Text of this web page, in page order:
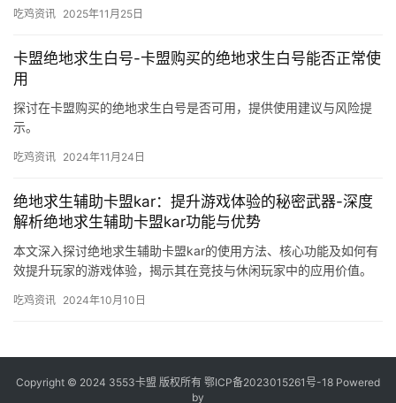
吃鸡资讯 2025年11月25日
卡盟绝地求生白号-卡盟购买的绝地求生白号能否正常使
用
探讨在卡盟购买的绝地求生白号是否可用，提供使用建议与风险提
示。
吃鸡资讯 2024年11月24日
绝地求生辅助卡盟kar：提升游戏体验的秘密武器-深度
解析绝地求生辅助卡盟kar功能与优势
本文深入探讨绝地求生辅助卡盟kar的使用方法、核心功能及如何有
效提升玩家的游戏体验，揭示其在竞技与休闲玩家中的应用价值。
吃鸡资讯 2024年10月10日
Copyright © 2024 3553卡盟 版权所有 鄂ICP备2023015261号-18 Powered
by